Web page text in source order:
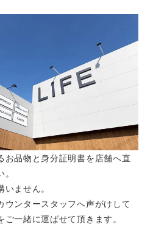
お品物と身分証明書を店舗へ直
いません。
ウンタースタッフへ声がけして
ご一緒に運ばせて頂きます。